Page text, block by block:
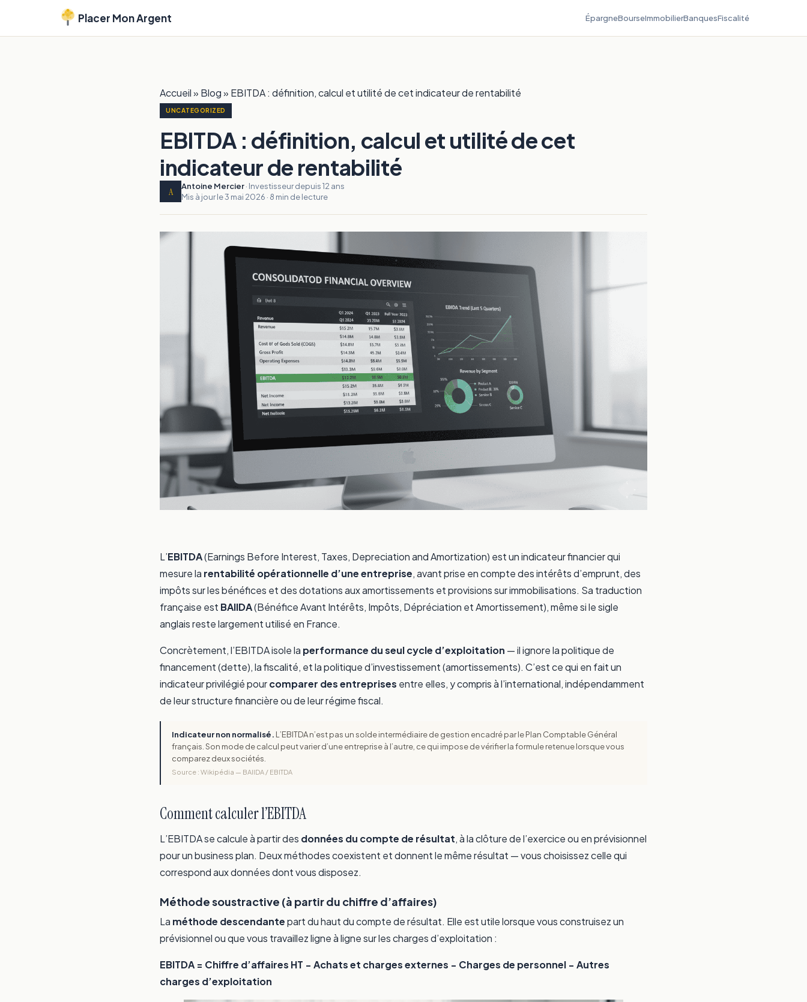
Placer Mon Argent ÉpargneBourseImmobilierBanquesFiscalité
Accueil» Blog» EBITDA : définition, calcul et utilité de cet indicateur de rentabilité
UNCATEGORIZED
EBITDA : définition, calcul et utilité de cet
indicateur de rentabilité
A Antoine Mercier· Investisseur depuis 12 ans
Mis à jour le 3 mai 2026 · 8 min de lecture
L’EBITDA(Earnings Before Interest, Taxes, Depreciation and Amortization) est un indicateur financier qui
mesure la rentabilité opérationnelle d’une entreprise, avant prise en compte des intérêts d’emprunt, des
impôts sur les bénéfices et des dotations aux amortissements et provisions sur immobilisations. Sa traduction
française est BAIIDA(Bénéfice Avant Intérêts, Impôts, Dépréciation et Amortissement), même si le sigle
anglais reste largement utilisé en France.
Concrètement, l’EBITDA isole la performance du seul cycle d’exploitation — il ignore la politique de
financement (dette), la fiscalité, et la politique d’investissement (amortissements). C’est ce qui en fait un
indicateur privilégié pourcomparer des entreprises entre elles, y compris à l’international, indépendamment
de leur structure financière ou de leur régime fiscal.
Indicateur non normalisé. L’EBITDA n’est pas un solde intermédiaire de gestion encadré par le Plan Comptable Général
français. Son mode de calcul peut varier d’une entreprise à l’autre, ce qui impose de vérifier la formule retenue lorsque vous
comparez deux sociétés.
Source : Wikipédia — BAIIDA / EBITDA
Comment calculer l’EBITDA
L’EBITDA se calcule à partir des données du compte de résultat, à la clôture de l’exercice ou en prévisionnel
pour un business plan. Deux méthodes coexistent et donnent le même résultat — vous choisissez celle qui
correspond aux données dont vous disposez.
Méthode soustractive (à partir du chiffre d’affaires)
La méthode descendantepart du haut du compte de résultat. Elle est utile lorsque vous construisez un
prévisionnel ou que vous travaillez ligne à ligne sur les charges d’exploitation :
EBITDA = Chiffre d’affaires HT − Achats et charges externes − Charges de personnel − Autres
charges d’exploitation